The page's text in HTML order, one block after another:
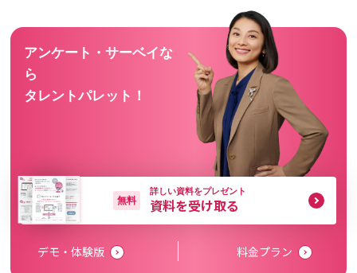
アンケート・サーベイな
ら
タレントパレット！
無料
詳しい資料をプレゼント
資料を受け取る
デモ・体験版 料金プラン